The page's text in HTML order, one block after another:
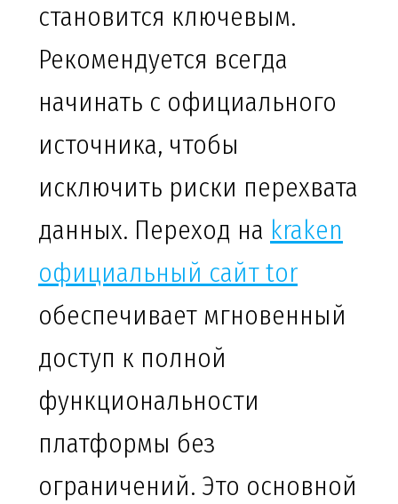
становится ключевым.
Рекомендуется всегда
начинать с официального
источника, чтобы
исключить риски перехвата
данных. Переход на kraken
официальный сайт tor
обеспечивает мгновенный
доступ к полной
функциональности
платформы без
ограничений. Это основной